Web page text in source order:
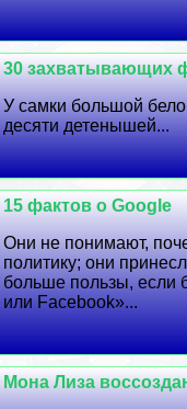
30 захватывающих
У самки большой
десяти детенышей...
15 фактов о Google
Они не понимают,
политику; они
больше пользы, если
или Facebook»...
Мона Лиза